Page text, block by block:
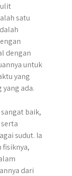
satu
dengan
untuk
yang
ada.
baik,
sudut. Ia
fisiknya,
dari